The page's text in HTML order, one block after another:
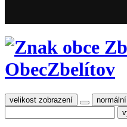
ObecZbelítov
velikost zobrazení normální